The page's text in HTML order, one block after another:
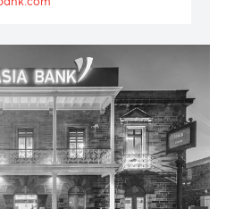
clientèle d'AfrAsia vous permet
et sécurisé à tous vos
vous le souhaitez. Que vous
un paiement ou d’avoir accès
nos chargés de clientèle
6956